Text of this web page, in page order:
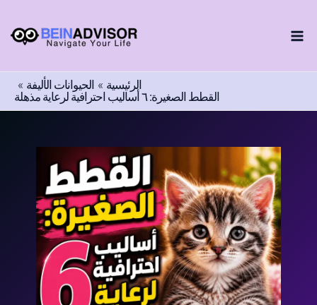
الرئيسية
الحيوانات الأليفة
القطط الصغيرة: ٦ أساليب احترافية لرعاية مذهلة